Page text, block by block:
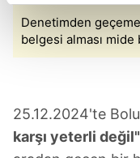
reklamların
kalemimiz olduğunu
gösterilmeyecektir."
Sizlere daha iyi bir
Denetimden
belgesi alması mide
25.12.2024'te
karşı yeterli değil"